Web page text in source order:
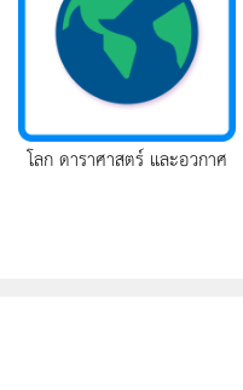
โลก ดาราศาสตร์ และอวกาศ